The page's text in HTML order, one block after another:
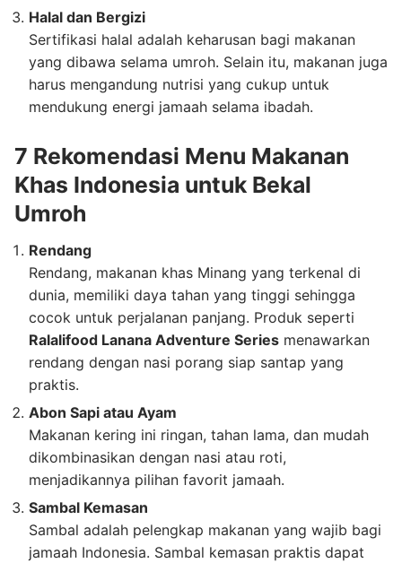
Halal dan Bergizi
Sertifikasi halal adalah keharusan bagi makanan
yang dibawa selama umroh. Selain itu, makanan juga
harus mengandung nutrisi yang cukup untuk
mendukung energi jamaah selama ibadah.
7 Rekomendasi Menu Makanan
Khas Indonesia untuk Bekal
Umroh
Rendang
Rendang, makanan khas Minang yang terkenal di
dunia, memiliki daya tahan yang tinggi sehingga
cocok untuk perjalanan panjang. Produk seperti
Ralalifood Lanana Adventure Series menawarkan
rendang dengan nasi porang siap santap yang
praktis.
Abon Sapi atau Ayam
Makanan kering ini ringan, tahan lama, dan mudah
dikombinasikan dengan nasi atau roti,
menjadikannya pilihan favorit jamaah.
Sambal Kemasan
Sambal adalah pelengkap makanan yang wajib bagi
jamaah Indonesia. Sambal kemasan praktis dapat